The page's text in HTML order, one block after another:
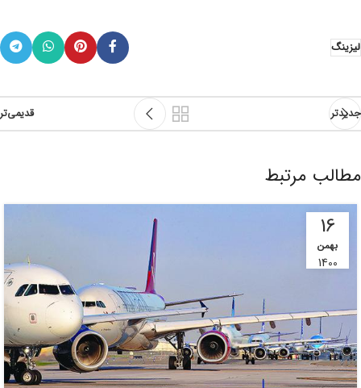
لیزینگ
جدیدتر قدیمی‌تر
مطالب مرتبط
16
بهمن
1400